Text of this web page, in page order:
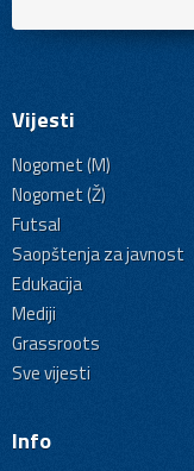
Vijesti
Nogomet (M)
Nogomet (Ž)
Futsal
Saopštenja za javnost
Edukacija
Mediji
Grassroots
Sve vijesti
Info